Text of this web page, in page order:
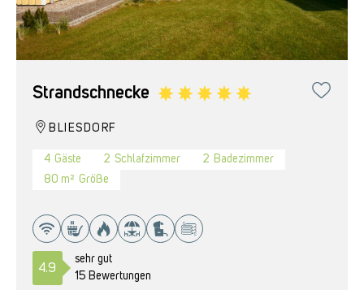
Strandschnecke
BLIESDORF
4 Gäste 2 Schlafzimmer 2 Badezimmer
80 m² Größe
4.9
sehr gut
15 Bewertungen